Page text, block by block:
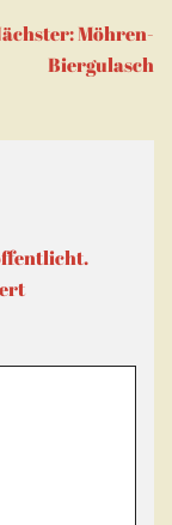
Möhren-
Biergulasch